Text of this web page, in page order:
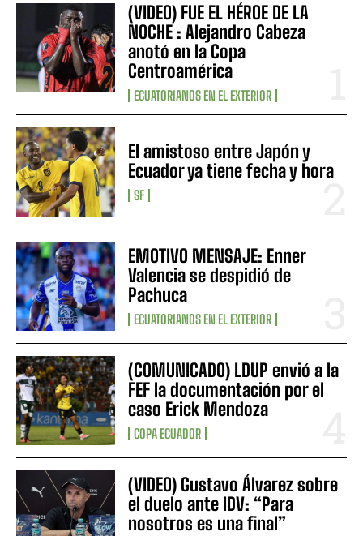
(VIDEO) FUE EL HÉROE DE LA
NOCHE : Alejandro Cabeza
anotó en la Copa
Centroamérica
ECUATORIANOS EN EL EXTERIOR
El amistoso entre Japón y
Ecuador ya tiene fecha y hora
SF
EMOTIVO MENSAJE: Enner
Valencia se despidió de
Pachuca
ECUATORIANOS EN EL EXTERIOR
(COMUNICADO) LDUP envió a la
FEF la documentación por el
caso Erick Mendoza
COPA ECUADOR
(VIDEO) Gustavo Álvarez sobre
el duelo ante IDV: “Para
nosotros es una final”